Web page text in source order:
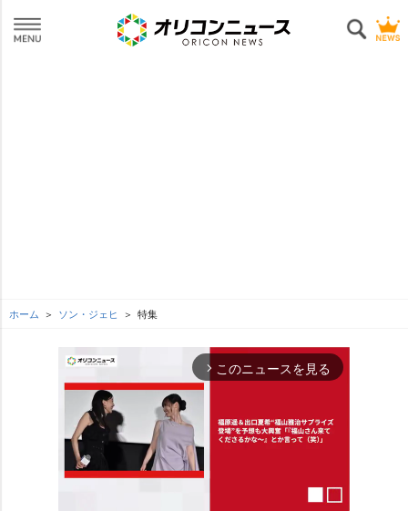
ホーム ソン・ジェヒ 特集
arrow_forward_ios このニュースを見る